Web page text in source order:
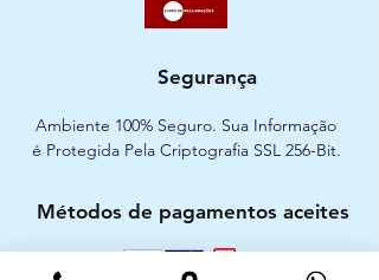
Segurança
Ambiente 100% Seguro. Sua Informação
é Protegida Pela Criptografia SSL 256-Bit.
Métodos de pagamentos aceites